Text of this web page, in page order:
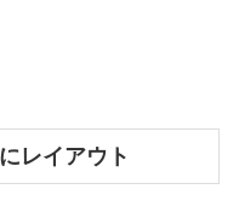
レイアウト